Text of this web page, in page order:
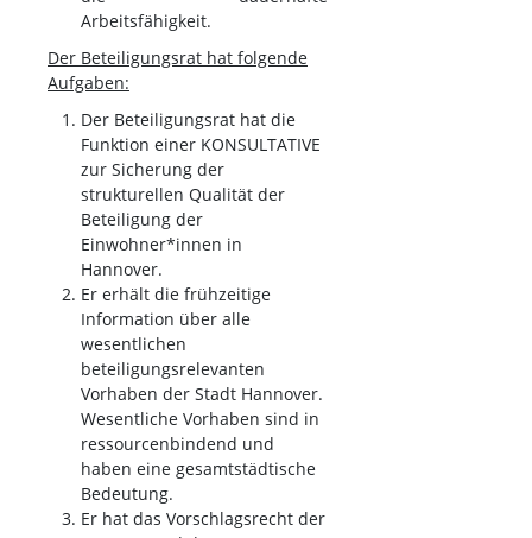
Arbeitsfähigkeit.
Der Beteiligungsrat hat folgende
Aufgaben:
Der Beteiligungsrat hat die
Funktion einer KONSULTATIVE
zur Sicherung der
strukturellen Qualität der
Beteiligung der
Einwohner*innen in
Hannover.
Er erhält die frühzeitige
Information über alle
wesentlichen
beteiligungsrelevanten
Vorhaben der Stadt Hannover.
Wesentliche Vorhaben sind in
ressourcenbindend und
haben eine gesamtstädtische
Bedeutung.
Er hat das Vorschlagsrecht der